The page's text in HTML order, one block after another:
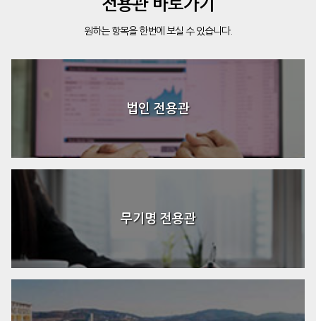
전용관 바로가기
원하는 항목을 한번에 보실 수 있습니다.
법인 전용관
무기명 전용관